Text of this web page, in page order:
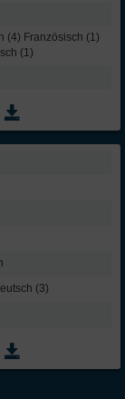
erfolgreich,
(4) Französisch (1)
(1)
(3)